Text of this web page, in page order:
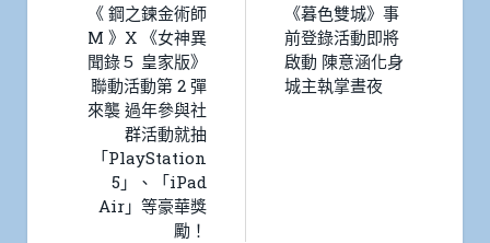
《 鋼之鍊金術師
M 》X 《女神異
聞錄５ 皇家版》
聯動活動第 2 彈
來襲 過年參與社
群活動就抽
「PlayStation
5」、「iPad
Air」等豪華獎
勵！
《暮色雙城》事
前登錄活動即將
啟動 陳意涵化身
城主執掌晝夜